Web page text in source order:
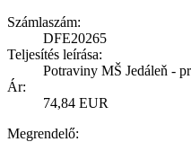
Számlaszám:
DFE20265
Teljesítés leírása:
Potraviny MŠ Jedáleň -
Ár:
74,84 EUR
Megrendelő: